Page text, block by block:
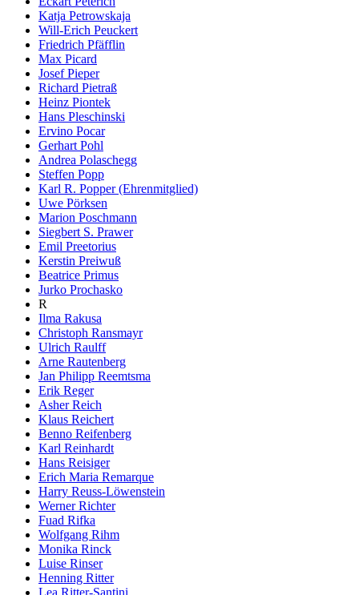
Katja Petrowskaja
Will-Erich Peuckert
Friedrich Pfäfflin
Max Picard
Josef Pieper
Richard Pietraß
Heinz Piontek
Hans Pleschinski
Ervino Pocar
Gerhart Pohl
Andrea Polaschegg
Steffen Popp
Karl R. Popper (Ehrenmitglied)
Uwe Pörksen
Marion Poschmann
Siegbert S. Prawer
Emil Preetorius
Kerstin Preiwuß
Beatrice Primus
Jurko Prochasko
R
Ilma Rakusa
Christoph Ransmayr
Ulrich Raulff
Arne Rautenberg
Jan Philipp Reemtsma
Erik Reger
Asher Reich
Klaus Reichert
Benno Reifenberg
Karl Reinhardt
Hans Reisiger
Erich Maria Remarque
Harry Reuss-Löwenstein
Werner Richter
Fuad Rifka
Wolfgang Rihm
Monika Rinck
Luise Rinser
Henning Ritter
Lea Ritter-Santini